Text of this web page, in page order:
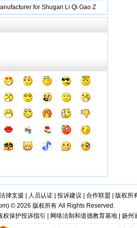
for Shugan Li Qi Gao Z
法律支援 人员认证| 投诉建议 合作联盟 版权所
) © 2026 版权所有 All Rights Reserved.
权保护投诉指引 | 网络法制和道德教育基地 | 扬州